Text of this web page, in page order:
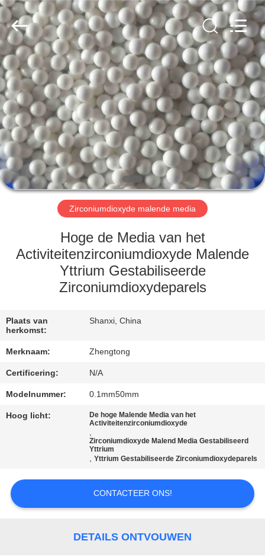
HUIS
PRODUCTEN
VIDEO'S
ONGEVEER
ONS
FABRIEKSREIS
KWALITEITSCONTROLE
ONS
VERZOEK
OM EEN
SITEMAP
PRIVACYBELEID
Zhengzhou
Zhengtong
Abrasive
Import&Export
Co.,Ltd.
All
Rights
Reserved.
Zirconiumdioxyde malende media
Hoge de Media van het
Activiteitenzirconiumdioxyde Malende
Yttrium Gestabiliseerde
Zirconiumdioxydeparels
Plaats van
herkomst:
Shanxi, China
Merknaam: Zhengtong
Certificering: N/A
Modelnummer: 0.1mm50mm
Hoog licht:
De hoge Malende Media van het
Activiteitenzirconiumdioxyde
,
Zirconiumdioxyde Malend Media Gestabiliseerd
Yttrium
,Yttrium Gestabiliseerde Zirconiumdioxydeparels
CONTACTEER ONS!
DETAILS ONTVOUWEN